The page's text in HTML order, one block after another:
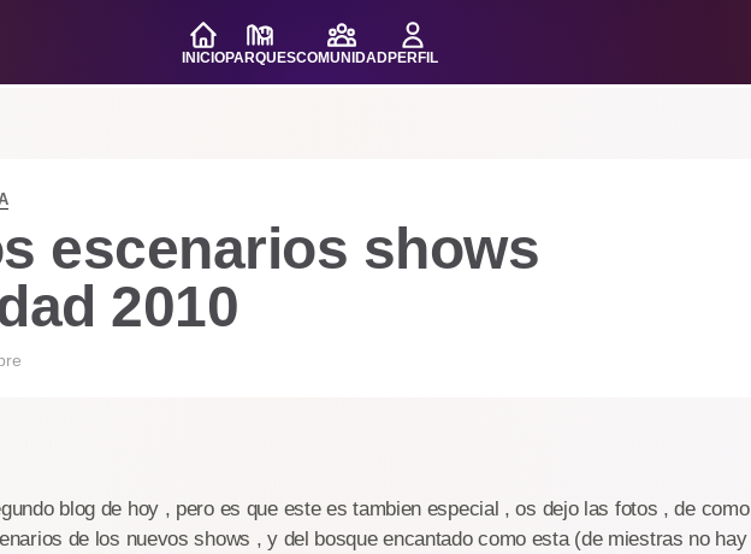
INICIOPARQUESCOMUNIDADPERFIL
escenarios shows
2010
blog de hoy , pero es que este es tambien especial , os dejo las fotos , de como
de los nuevos shows , y del bosque encantado como esta (de miestras no hay